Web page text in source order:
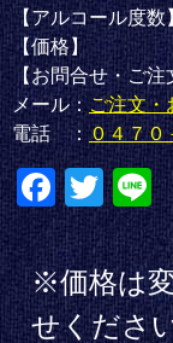
【アルコール度数
【価格】
【お問合せ・ご注
メール： ご注文・
電話 ：０４７０
Fa
ce
bo
ok
T
wi
tte
r
※価格は
せくださ